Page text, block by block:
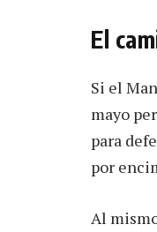
El
Si el
mayo
para
por
Al